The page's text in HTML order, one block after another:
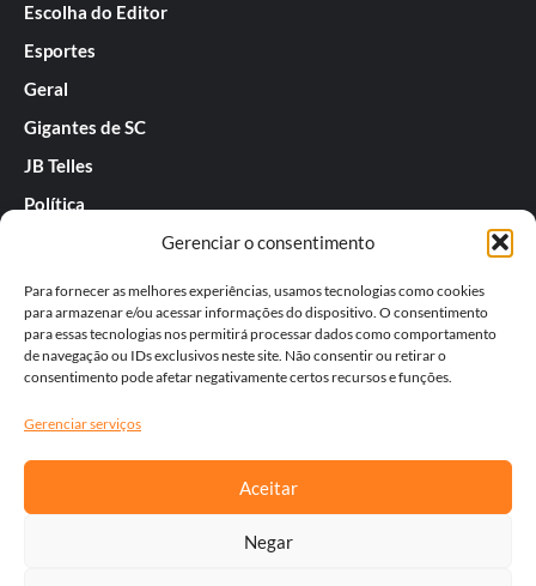
Gerenciar o consentimento
Para fornecer as melhores experiências, usamos tecnologias como cookies
para armazenar e/ou acessar informações do dispositivo. O consentimento
para essas tecnologias nos permitirá processar dados como comportamento
de navegação ou IDs exclusivos neste site. Não consentir ou retirar o
consentimento pode afetar negativamente certos recursos e funções.
Gerenciar serviços
Aceitar
Negar
Escolha do Editor
Esportes
Geral
Gigantes de SC
JB Telles
Política
Rafael Guarnieri
Séries
Tatiana
Werner Zotz